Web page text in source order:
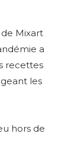
Mixart
a
recettes
les
hors de